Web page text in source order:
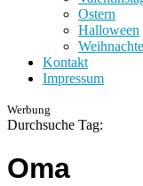
Ostern
Halloween
Kontakt
Impressum
Werbung
Durchsuche Tag:
Oma